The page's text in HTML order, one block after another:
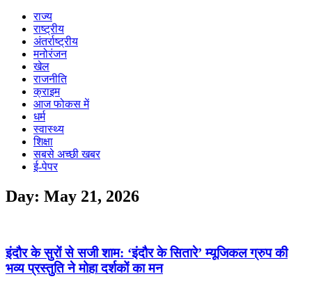
राज्य
राष्ट्रीय
अंतर्राष्ट्रीय
मनोरंजन
खेल
राजनीति
क्राइम
आज फोकस में
धर्म
स्वास्थ्य
शिक्षा
सबसे अच्छी खबर
ई-पेपर
Day: May 21, 2026
इंदौर के सुरों से सजी शाम: ‘इंदौर के सितारे’ म्यूजिकल ग्रुप की
भव्य प्रस्तुति ने मोहा दर्शकों का मन